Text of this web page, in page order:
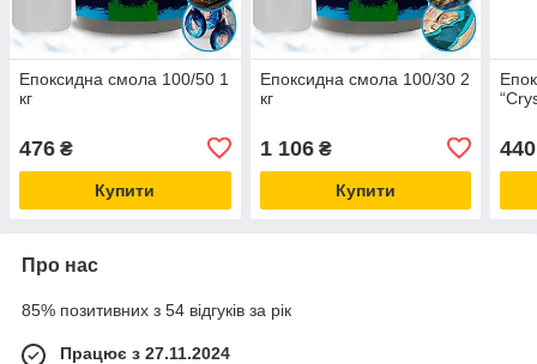
Епоксидна смола 100/50 1
кг
476 ₴
Купити
Епоксидна смола 100/30 2
кг
1 106₴
Купити
440
Про нас
85% позитивних з 54 відгуків за рік
Працює з 27.11.2024